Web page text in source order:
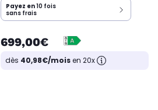
Payez en10 fois
sans frais
699,00€
dès 40,98€/moisen 20x